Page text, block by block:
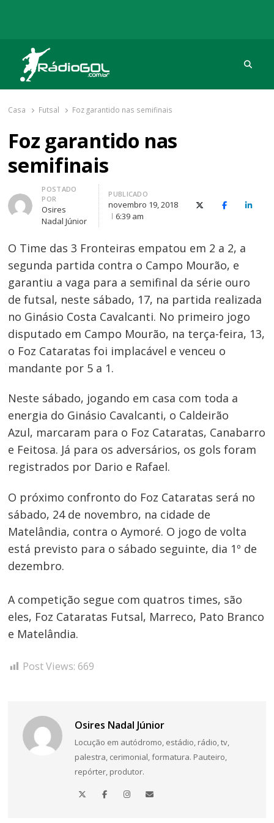
Rádio Gol
Há mais de 20 anos com as melhores coberturas
Casa Futsal Foz garantido nas semifinais
Foz garantido nas
semifinais
Autor
POSTADO
POR
Osires
Nadal Júnior
PUBLICADO
novembro 19, 2018
6:39 am
X (Twitter)Facebook
O
O Time das 3 Fronteiras empatou em 2 a 2, a
segunda partida contra o Campo Mourão, e
garantiu a vaga para a semifinal da série ouro
de futsal, neste sábado, 17, na partida realizada
no Ginásio Costa Cavalcanti. No primeiro jogo
disputado em Campo Mourão, na terça-feira, 13,
o Foz Cataratas foi implacável e venceu o
mandante por 5 a 1.
Neste sábado, jogando em casa com toda a
energia do Ginásio Cavalcanti, o Caldeirão
Azul, marcaram para o Foz Cataratas, Canabarro
e Feitosa. Já para os adversários, os gols foram
registrados por Dario e Rafael.
O próximo confronto do Foz Cataratas será no
sábado, 24 de novembro, na cidade de
Matelândia, contra o Aymoré. O jogo de volta
está previsto para o sábado seguinte, dia 1º de
dezembro.
A competição segue com quatros times, são
eles, Foz Cataratas Futsal, Marreco, Pato Branco
e Matelândia.
Post Views: 669
Osires Nadal Júnior
Locução em autódromo, estádio, rádio, tv,
palestra, cerimonial, formatura. Pauteiro,
repórter, produtor.
Navegação
de
Post